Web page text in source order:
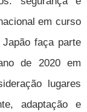
em curso
faça parte
de 2020 em
lugares
adaptação e